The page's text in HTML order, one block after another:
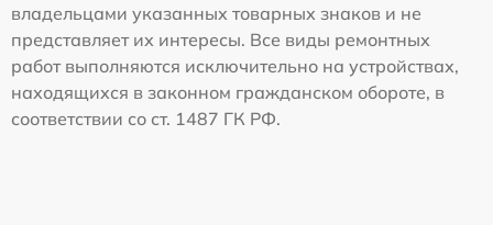
владельцами указанных товарных знаков и не
представляет их интересы. Все виды ремонтных
работ выполняются исключительно на устройствах,
находящихся в законном гражданском обороте, в
соответствии со ст. 1487 ГК РФ.